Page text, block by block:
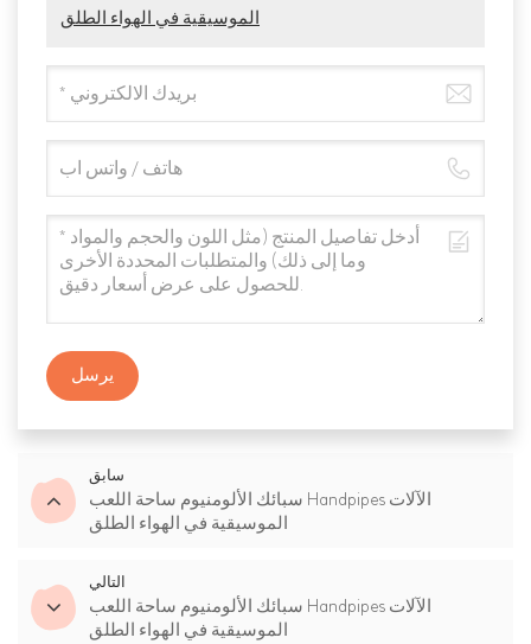
الموسيقية في الهواء الطلق
يرسل
سابق
سبائك الألومنيوم ساحة اللعب Handpipes الآلات
الموسيقية في الهواء الطلق
التالي
سبائك الألومنيوم ساحة اللعب Handpipes الآلات
الموسيقية في الهواء الطلق